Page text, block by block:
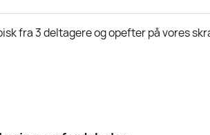
fra 3 deltagere og opefter på vores